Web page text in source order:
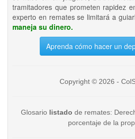
tramitadores que prometen rapidez
experto en remates se limitará a
maneja su dinero.
Aprenda cómo hacer un
Copyright © 2026 -
Glosario listado de remates:
porcentaje de la